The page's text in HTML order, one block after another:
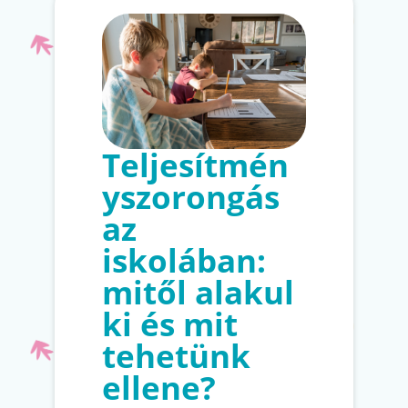
Teljesítmén
yszorongás
az
iskolában:
mitől alakul
ki és mit
tehetünk
ellene?